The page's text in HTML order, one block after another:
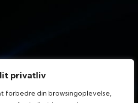
privatliv
forbedre din browsingoplevelse,